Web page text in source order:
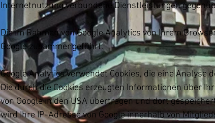
Internetnutzung verbundene Dienstleistungen
Die im Rahmen von Google Analytics von Ihrem
Google zusammengeführt.
Google Analytics verwendet Cookies, die eine
Die durch die Cookies erzeugten Informationen über
von Google in den USA übertragen und dort
wird Ihre IP-Adresse von Google innerhalb von